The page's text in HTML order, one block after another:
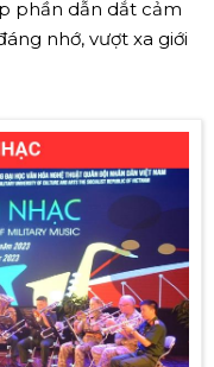
phần dẫn dắt cảm
nhớ, vượt xa giới